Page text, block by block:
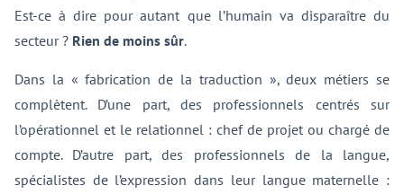
Est-ce à dire pour autant que l’humain va disparaître du
secteur ? Rien de moins sûr.
Dans la « fabrication de la traduction », deux métiers se
complètent. D’une part, des professionnels centrés sur
l’opérationnel et le relationnel : chef de projet ou chargé de
compte. D’autre part, des professionnels de la langue,
spécialistes de l’expression dans leur langue maternelle :